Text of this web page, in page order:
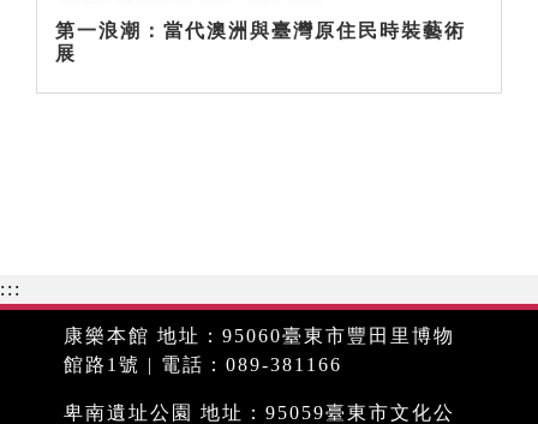
第一浪潮：當代澳洲與臺灣原住民時裝藝術
展
:::
康樂本館 地址：95060臺東市豐田里博物
館路1號 | 電話：089-381166
卑南遺址公園 地址：95059臺東市文化公